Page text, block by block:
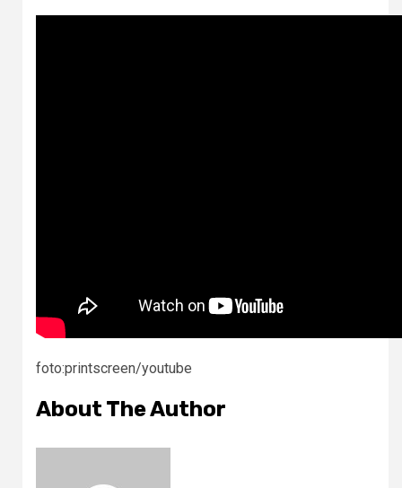
foto:printscreen/youtube
About The Author